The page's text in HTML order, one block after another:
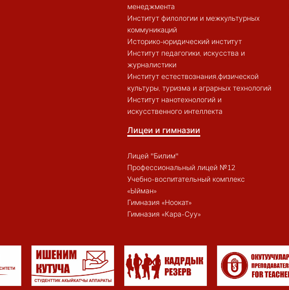
менеджмента
Институт филологии и межкультурных
коммуникаций
Историко-юридический институт
Институт педагогики, искусства и
журналистики
Институт естествознания,физической
культуры, туризма и аграрных технологий
Институт нанотехнологий и
искусственного интеллекта
Лицеи и гимназии
Лицей "Билим"
Профессиональный лицей №12
Учебно-воспитательный комплекс
«Ыйман»
Гимназия «Ноокат»
Гимназия «Кара-Суу»